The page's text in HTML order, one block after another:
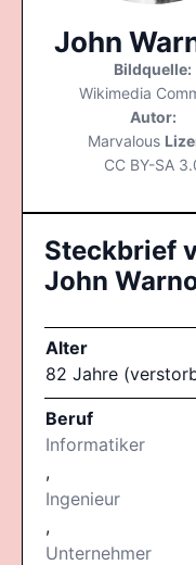
John
Bildquelle:
Wikimedia
Autor:
Marvalous
CC BY-SA
Steckbrief
John
Alter
82 Jahre
Beruf
Informatiker
,
Ingenieur
,
Unternehmer